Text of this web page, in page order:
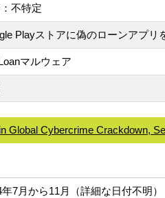
不特定
Playストアに偽のローンアプ
マルウェア
Global Cybercrime Crackdown,
年7月から11月（詳細な日付不明）